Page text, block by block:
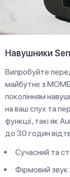
Навушники
Випробуйте
майбутнє з
поколінням
на ваш слух та
функції, такі як
до 30 годин
Сучасний та
Фірмовий